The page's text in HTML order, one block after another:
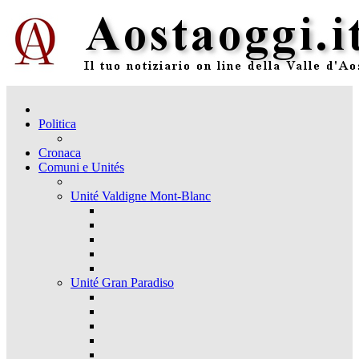
Politica
Cronaca
Comuni e Unités
Unité Valdigne Mont-Blanc
Unité Gran Paradiso